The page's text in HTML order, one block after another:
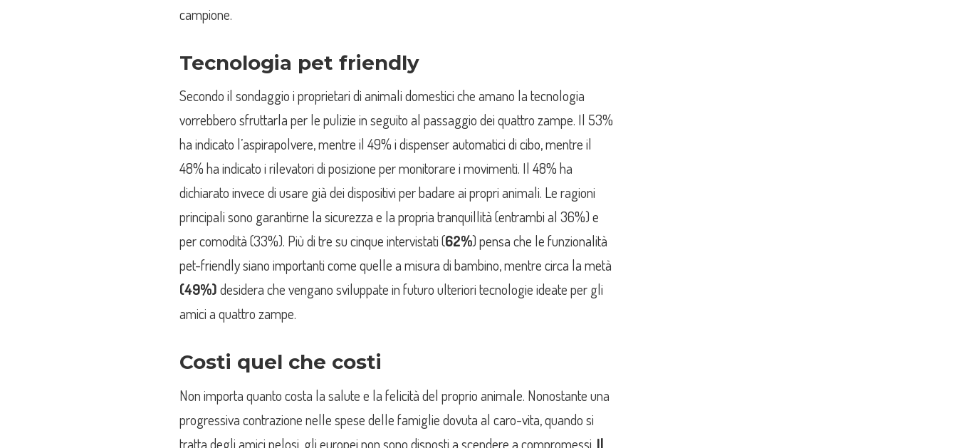
campione.
Tecnologia pet friendly
Secondo il sondaggio i proprietari di animali domestici che amano la tecnologia
vorrebbero sfruttarla per le pulizie in seguito al passaggio dei quattro zampe. Il 53%
ha indicato l’aspirapolvere, mentre il 49% i dispenser automatici di cibo, mentre il
48% ha indicato i rilevatori di posizione per monitorare i movimenti. Il 48% ha
dichiarato invece di usare già dei dispositivi per badare ai propri animali. Le ragioni
principali sono garantirne la sicurezza e la propria tranquillità (entrambi al 36%) e
per comodità (33%). Più di tre su cinque intervistati (62%) pensa che le funzionalità
pet-friendly siano importanti come quelle a misura di bambino, mentre circa la metà
(49%)desidera che vengano sviluppate in futuro ulteriori tecnologie ideate per gli
amici a quattro zampe.
Costi quel che costi
Non importa quanto costa la salute e la felicità del proprio animale. Nonostante una
progressiva contrazione nelle spese delle famiglie dovuta al caro-vita, quando si
tratta degli amici pelosi, gli europei non sono disposti a scendere a compromessi. Il